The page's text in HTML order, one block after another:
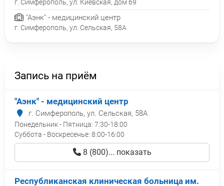
г. Симферополь, ул. Киевская, дом 69
"Аэнк" - медицинский центр
г. Симферополь, ул. Сельская, 58А
Запись на приём
"Аэнк" - медицинский центр
г. Симферополь, ул. Сельская, 58А
Понедельник - Пятница: 7:30-18:00
Суббота - Воскресенье: 8:00-16:00
8 (800)... показать
Республиканская клиническая больница им.